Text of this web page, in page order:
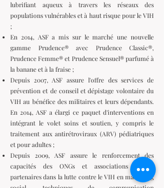
lubrifiant aqueux à travers les réseaux des
populations vulnérables et à haut risque pour le VIH
;
En 2014, ASF a mis sur le marché une nouvelle
gamme Prudence® avec Prudence Classic®,
Prudence Femme® et Prudence Sensuel® parfumé à
la banane et à la fraise ;
Depuis 2007, ASF assure l'offre des services de
prévention et de conseil et dépistage volontaire du
VIH au bénéfice des militaires et leurs dépendants.
En 2014, ASF a élargi ce paquet d'interventions en
intégrant le volet soins et soutien, y compris le
traitement aux antirétroviraux (ARV) pédiatriques
et pour adultes ;
Depuis 2009, ASF assure le renforcement des
capacités des ONGs et associations locales
partenaires dans la lutte contre le VIH en marketing